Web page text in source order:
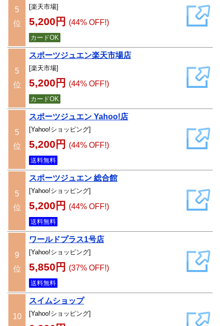
5
位
[楽天市場]
5,200円 (44% OFF!)
カードOK
5
位
スポーツジュエン楽天市場店
[楽天市場]
5,200円 (44% OFF!)
カードOK
5
位
スポーツジュエン Yahoo!店
[Yahoo!ショッピング]
5,200円 (44% OFF!)
送料無料
5
位
スポーツジュエン 総合館
[Yahoo!ショッピング]
5,200円 (44% OFF!)
送料無料
9
位
ワールドプラス1号店
[Yahoo!ショッピング]
5,850円 (37% OFF!)
送料無料
10
スイムショップ
[Yahoo!ショッピング]